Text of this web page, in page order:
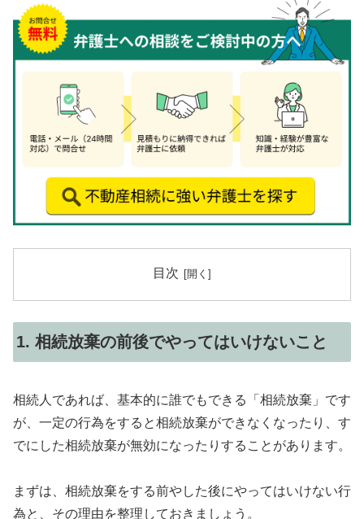
目次
1. 相続放棄の前後でやってはいけないこと
相続人であれば、基本的に誰でもできる「相続放棄」です
が、一定の行為をすると相続放棄ができなくなったり、す
でにした相続放棄が無効になったりすることがあります。
まずは、相続放棄をする前やした後にやってはいけない行
為と、その理由を整理しておきましょう。